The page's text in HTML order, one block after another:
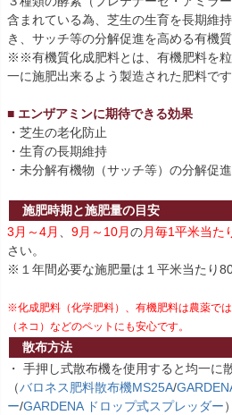
含まれている為、芝生の生育を長期維
き、サッチ等の分解促進を高める有機質
※※有機質化成肥料とは、有機肥料を
一に施肥出来るよう製造された肥料です
■ エンザアミンに期待できる効果
・芝生の老化防止
・生育の長期維持
・未分解有機物（サッチ等）の分解促進
施肥時期と施肥量の目安
3月～4月 、 9月～10月の月毎1平米当た
さい。
※１年間必要な施肥量は１平米当たり
※化成肥料（化学肥料）、有機肥料は農薬で
（ネコ）などのペットにも安心です。
散布方法
・ 手押し式散布機を使用すると均一に
（バロネス肥料散布機MS25A/
ー/GARDENA ドロップ式スプレッダー）